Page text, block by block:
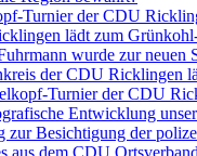
Turnier der CDU
lädt zum
wurde zur neuen
der CDU Ricklingen
Turnier der CDU
Entwicklung
zur Besichtigung der
aus dem CDU